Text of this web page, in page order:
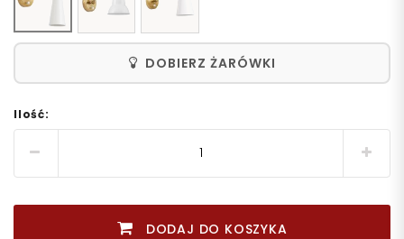
DOBIERZ ŻARÓWKI
Ilość:
DODAJ DO KOSZYKA